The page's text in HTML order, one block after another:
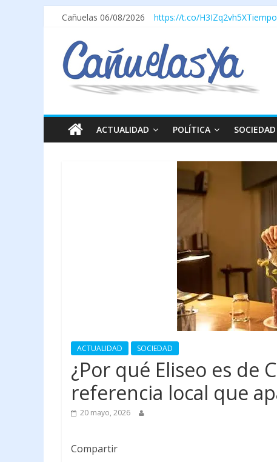
Cañuelas 06/08/2026 https://t.co/H3IZq2vh5X
ACTUALIDAD POLÍTICA SOCIEDAD
ACTUALIDAD SOCIEDAD
¿Por qué Eliseo es de
referencia local que
20 mayo, 2026
Compartir